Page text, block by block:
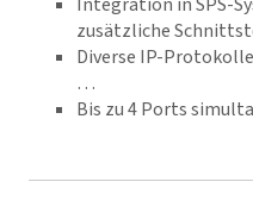
zusätzliche
Diverse IP-
…
Bis zu 4 Ports